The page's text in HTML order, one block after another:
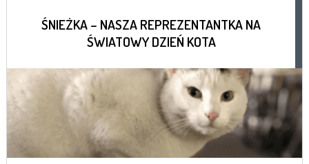
ŚNIEŻKA – NASZA REPREZENTANTKA NA
ŚWIATOWY DZIEŃ KOTA